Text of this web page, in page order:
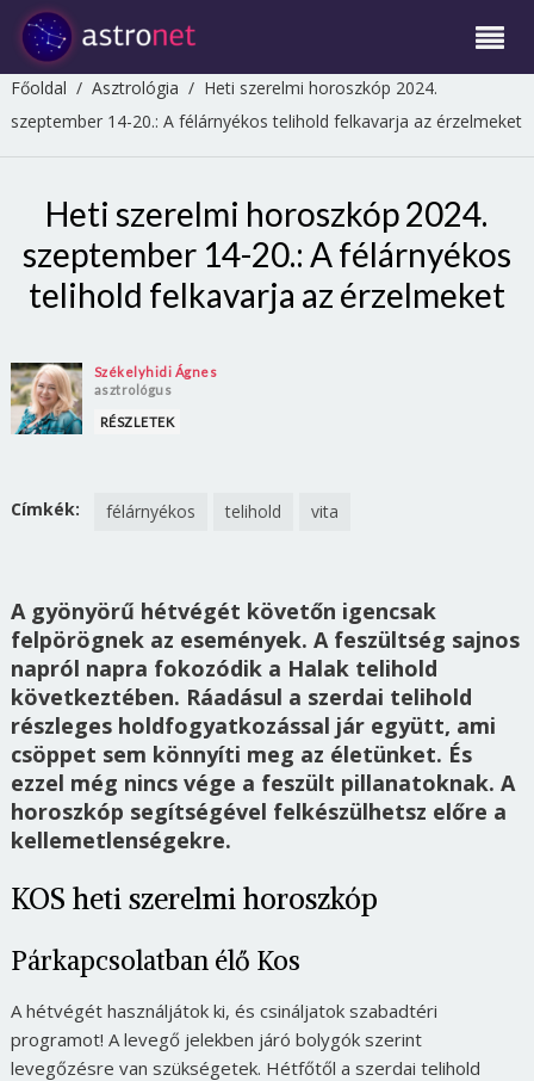
Főoldal / Asztrológia / Heti szerelmi horoszkóp 2024.
szeptember 14-20.: A félárnyékos telihold felkavarja az érzelmeket
Heti szerelmi horoszkóp 2024.
szeptember 14-20.: A félárnyékos
telihold felkavarja az érzelmeket
Székelyhidi Ágnes
asztrológus
RÉSZLETEK
Címkék: félárnyékos telihold vita
A gyönyörű hétvégét követőn igencsak
felpörögnek az események. A feszültség sajnos
napról napra fokozódik a Halak telihold
következtében. Ráadásul a szerdai telihold
részleges holdfogyatkozással jár együtt, ami
csöppet sem könnyíti meg az életünket. És
ezzel még nincs vége a feszült pillanatoknak. A
horoszkóp segítségével felkészülhetsz előre a
kellemetlenségekre.
KOS heti szerelmi horoszkóp
Párkapcsolatban élő Kos
A hétvégét használjátok ki, és csináljatok szabadtéri
programot! A levegő jelekben járó bolygók szerint
levegőzésre van szükségetek. Hétfőtől a szerdai telihold